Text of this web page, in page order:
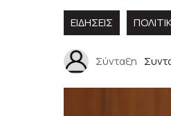
ΕΙΔΗΣΕΙΣ
Σύνταξη